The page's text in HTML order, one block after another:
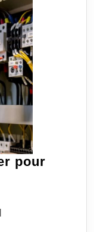
pour
admin